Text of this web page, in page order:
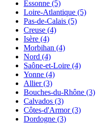
Essonne (5)
Loire-Atlantique (5)
Pas-de-Calais (5)
Creuse (4)
Isère (4)
Morbihan (4)
Nord (4)
Saône-et-Loire (4)
Yonne (4)
Allier(3)
Bouches-du-Rhône (3)
Calvados (3)
Côtes-d'Armor(3)
Dordogne (3)